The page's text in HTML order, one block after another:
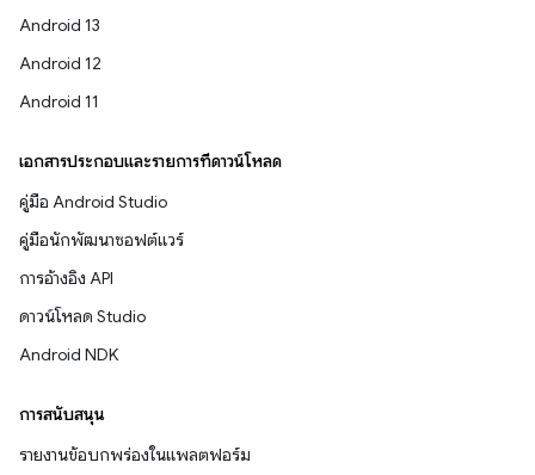
Android 13
Android 12
Android 11
เอกสารประกอบและรายการที่ดาวน์โหลด
คู่มือ Android Studio
คู่มือนักพัฒนาซอฟต์แวร์
การอ้างอิง API
ดาวน์โหลด Studio
Android NDK
การสนับสนุน
รายงานข้อบกพร่องในแพลตฟอร์ม